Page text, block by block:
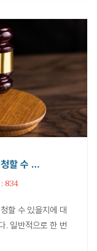
청할 수 …
834
할 수 있을지에 대
. 일반적으로 한 번